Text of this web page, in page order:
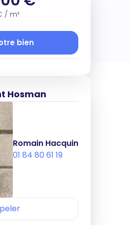
/ m²
bien
Hosman
Romain Hacquin
01 84 80 61 19